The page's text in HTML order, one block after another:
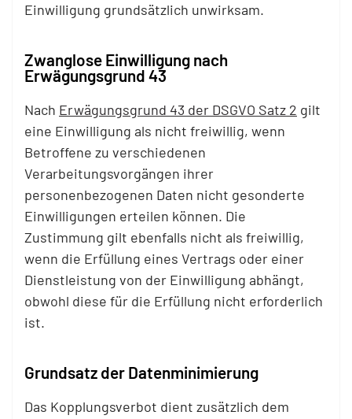
Einwilligung grundsätzlich unwirksam.
Zwanglose Einwilligung nach
Erwägungsgrund 43
Nach Erwägungsgrund 43 der DSGVO Satz 2 gilt
eine Einwilligung als nicht freiwillig, wenn
Betroffene zu verschiedenen
Verarbeitungsvorgängen ihrer
personenbezogenen Daten nicht gesonderte
Einwilligungen erteilen können. Die
Zustimmung gilt ebenfalls nicht als freiwillig,
wenn die Erfüllung eines Vertrags oder einer
Dienstleistung von der Einwilligung abhängt,
obwohl diese für die Erfüllung nicht erforderlich
ist.
Grundsatz der Datenminimierung
Das Kopplungsverbot dient zusätzlich dem